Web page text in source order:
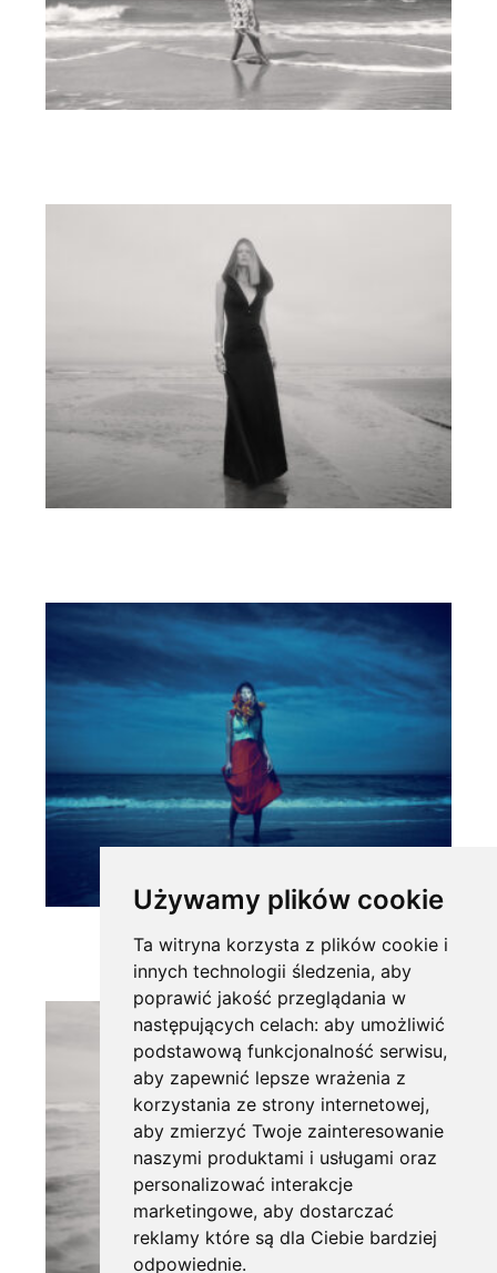
Używamy plików cookie
Ta witryna korzysta z plików cookie i
innych technologii śledzenia, aby
poprawić jakość przeglądania w
następujących celach: aby umożliwić
podstawową funkcjonalność serwisu,
aby zapewnić lepsze wrażenia z
korzystania ze strony internetowej,
aby zmierzyć Twoje zainteresowanie
naszymi produktami i usługami oraz
personalizować interakcje
marketingowe, aby dostarczać
reklamy które są dla Ciebie bardziej
odpowiednie.